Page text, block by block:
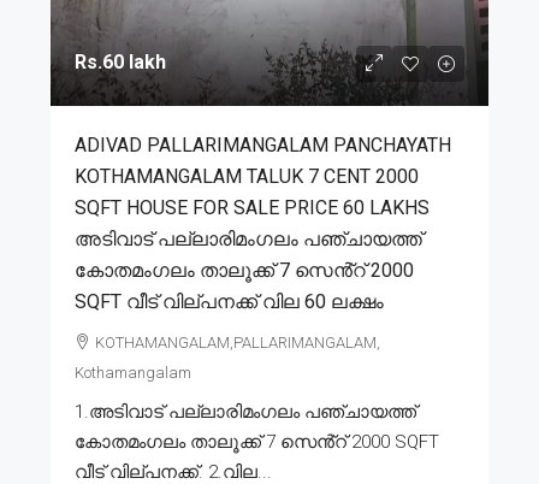
Rs.60 lakh
ADIVAD PALLARIMANGALAM PANCHAYATH
KOTHAMANGALAM TALUK 7 CENT 2000
SQFT HOUSE FOR SALE PRICE 60 LAKHS
അടിവാട് പല്ലാരിമംഗലം പഞ്ചായത്ത്
കോതമംഗലം താലൂക്ക് 7 സെൻ്റ് 2000
SQFT വീട് വില്പനക്ക് വില 60 ലക്ഷം
KOTHAMANGALAM,PALLARIMANGALAM,
Kothamangalam
1.അടിവാട് പല്ലാരിമംഗലം പഞ്ചായത്ത്
കോതമംഗലം താലൂക്ക് 7 സെൻ്റ് 2000 SQFT
വീട് വില്പനക്ക്. 2.വില...